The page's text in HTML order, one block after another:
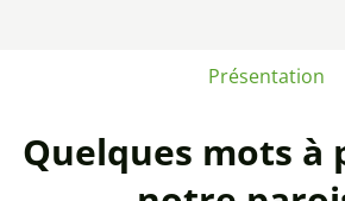
Présentation
Quelques mots à